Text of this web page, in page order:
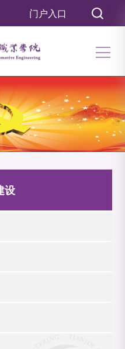
门户入口
设